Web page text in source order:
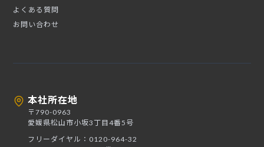
よくある質問
お問い合わせ
本社所在地
〒790-0963
愛媛県松山市小坂3丁目4番5号
フリーダイヤル：0120-964-32